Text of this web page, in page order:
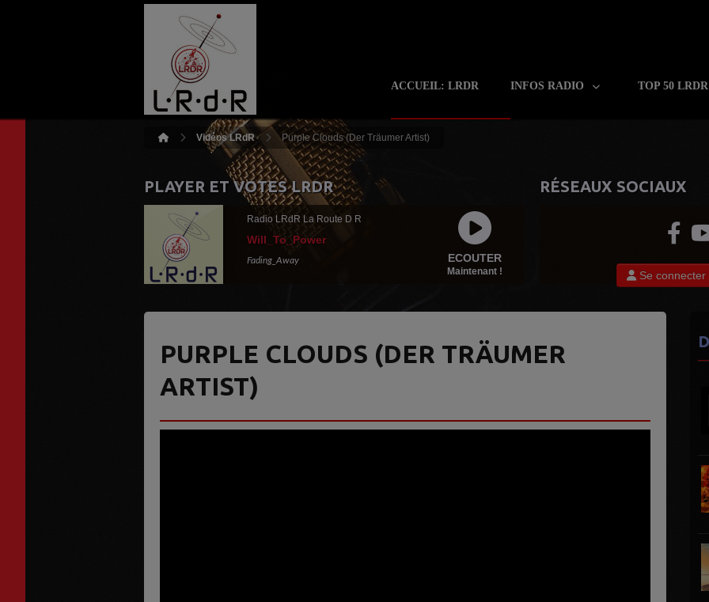
ACCUEIL: LRDR INFOS RADIO TOP 50 LRDR
Vidéos LRdR Purple Clouds (Der Träumer Artist)
PLAYER ET VOTES LRDR
ECOUTER
Maintenant !
Radio LRdR La Route D R
Will_To_Power
Fading_Away
RÉSEAUX SOCIAUX
Se connecter
PURPLE CLOUDS (DER TRÄUMER
ARTIST)